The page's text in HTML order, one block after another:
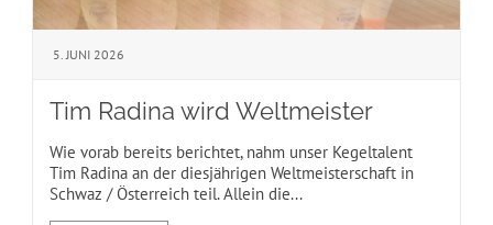
5. JUNI 2026
Tim Radina wird Weltmeister
Wie vorab bereits berichtet, nahm unser Kegeltalent
Tim Radina an der diesjährigen Weltmeisterschaft in
Schwaz / Österreich teil. Allein die...